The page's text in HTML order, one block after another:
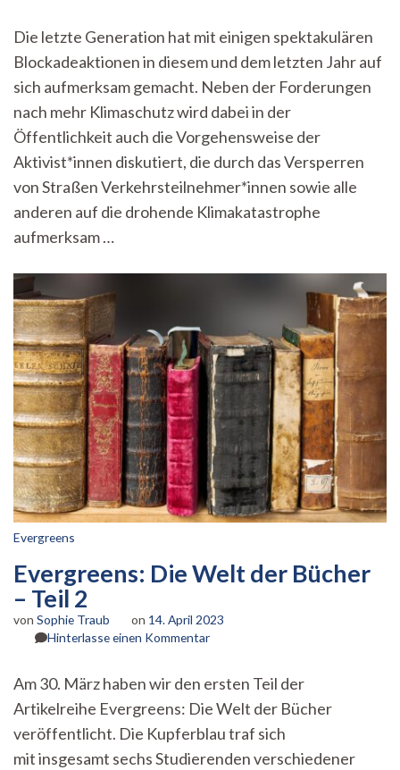
Ungehorsam
für
mehr
Klimaschutz
–
Die
Generation
wirbt
um
Unterstützer*innen
Die letzte Generation hat mit einigen spektakulären
Blockadeaktionen in diesem und dem letzten Jahr auf
sich aufmerksam gemacht. Neben der Forderungen
nach mehr Klimaschutz wird dabei in der
Öffentlichkeit auch die Vorgehensweise der
Aktivist*innen diskutiert, die durch das Versperren
von Straßen Verkehrsteilnehmer*innen sowie alle
anderen auf die drohende Klimakatastrophe
aufmerksam …
Evergreens
Evergreens: Die Welt der Bücher
– Teil 2
von Sophie Traub on 14. April 2023
Hinterlasse einen Kommentarzu
Welt
der
Bücher
–
Teil
Am 30. März haben wir den ersten Teil der
Artikelreihe Evergreens: Die Welt der Bücher
veröffentlicht. Die Kupferblau traf sich
mit insgesamt sechs Studierenden verschiedener